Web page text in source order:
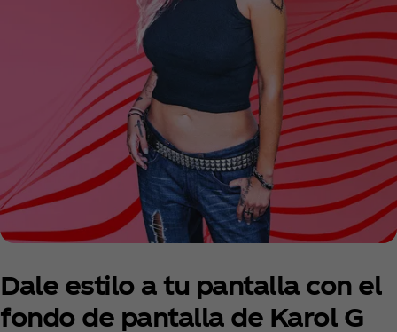
Dale estilo a tu pantalla con el
fondo de pantalla de Karol G